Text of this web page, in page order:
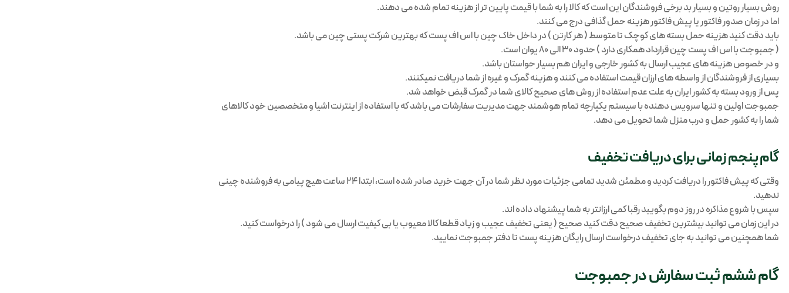
روش بسیار روتین و بسیار بد برخی فروشندگان این است که کالا را به شما با قیمت پایین تر از هزینه تمام شده می دهند.
اما در زمان صدور فاکتور یا پیش فاکتور هزینه حمل گذافی درج می کنند.
باید دقت کنید هزینه حمل بسته های کوچک تا متوسط ( هر کارتن ) در داخل خاک چین با اس اف پست که بهترین شرکت پستی چین می باشد.
( جمبوجت با اس اف پست چین قرارداد همکاری دارد ) حدود 30 الی 80 یوان است.
و در خصوص هزینه های عجیب ارسال به کشور خارجی و ایران هم بسیار حواستان باشد.
بسیاری از فروشندگان از واسطه های ارزان قیمت استفاده می کنند و هزینه گمرک و غیره از شما دریافت نمیکنند.
پس از ورود بسته به کشور ایران به علت عدم استفاده از روش های صحیح کالای شما در گمرک قبض خواهد شد.
جمبوجت اولین و تنها سرویس دهنده با سیستم یکپارچه تمام هوشمند جهت مدیریت سفارشات می باشد که با استفاده از اینترنت اشیا و متخصصین خود کالاهای
شما را به کشور حمل و درب منزل شما تحویل می دهد.
گام پنجم زمانی برای دریافت تخفیف
وقتی که پیش فاکتور را دریافت کردید و مطمئن شدید تمامی جزئیات مورد نظر شما در آن جهت خرید صادر شده است، ابتدا 24 ساعت هیچ پیامی به فروشنده چینی
ندهید.
سپس با شروع مذاکره در روز دوم بگویید رقبا کمی ارزانتر به شما پیشنهاد داده اند.
در این زمان می توانید بیشترین تخفیف صحیح دقت کنید صحیح ( یعنی تخفیف عجیب و زیاد قطعا کالا معیوب یا بی کیفیت ارسال می شود ) را درخواست کنید.
شما همچنین می توانید به جای تخفیف درخواست ارسال رایگان هزینه پست تا دفتر جمبوجت نمایید.
گام ششم ثبت سفارش در جمبوجت